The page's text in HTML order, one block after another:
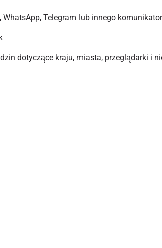
Telegram lub innego
dotyczące kraju, miasta, przeglądarki i